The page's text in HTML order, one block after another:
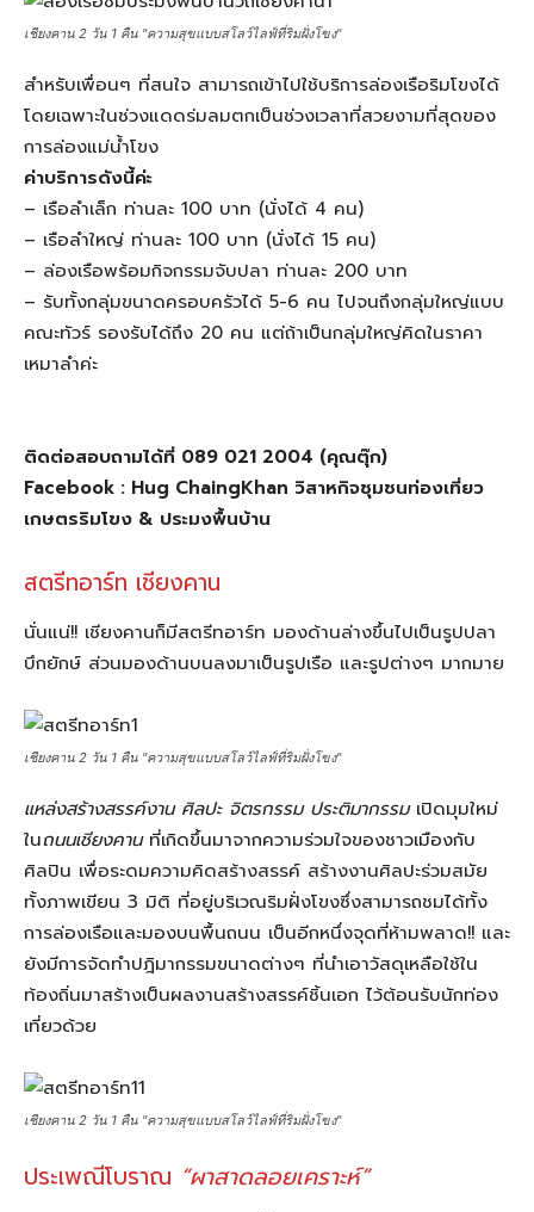
เชียงคาน 2 วัน 1 คืน "ความสุขแบบสโลว์ไลฟ์ที่ริมฝั่งโขง"
สำหรับเพื่อนๆ ที่สนใจ สามารถเข้าไปใช้บริการล่องเรือริมโขงได้
โดยเฉพาะในช่วงแดดร่มลมตกเป็นช่วงเวลาที่สวยงามที่สุดของ
การล่องแม่น้ำโขง
ค่าบริการดังนี้ค่ะ
– เรือลำเล็ก ท่านละ 100 บาท (นั่งได้ 4 คน)
– เรือลำใหญ่ ท่านละ 100 บาท (นั่งได้ 15 คน)
– ล่องเรือพร้อมกิจกรรมจับปลา ท่านละ 200 บาท
– รับทั้งกลุ่มขนาดครอบครัวได้ 5-6 คน ไปจนถึงกลุ่มใหญ่แบบ
คณะทัวร์ รองรับได้ถึง 20 คน แต่ถ้าเป็นกลุ่มใหญ่คิดในราคา
เหมาลำค่ะ
ติดต่อสอบถามได้ที่ 089 021 2004 (คุณตุ๊ก)
Facebook : Hug ChaingKhan วิสาหกิจชุมชนท่องเที่ยว
เกษตรริมโขง & ประมงพื้นบ้าน
สตรีทอาร์ท เชียงคาน
นั่นแน่!! เชียงคานก็มีสตรีทอาร์ท มองด้านล่างขึ้นไปเป็นรูปปลา
บึกยักษ์ ส่วนมองด้านบนลงมาเป็นรูปเรือ และรูปต่างๆ มากมาย
เชียงคาน 2 วัน 1 คืน "ความสุขแบบสโลว์ไลฟ์ที่ริมฝั่งโขง"
แหล่งสร้างสรรค์งาน ศิลปะ จิตรกรรม ประติมากรรมเปิดมุมใหม่
ในถนนเชียงคานที่เกิดขึ้นมาจากความร่วมใจของชาวเมืองกับ
ศิลปิน เพื่อระดมความคิดสร้างสรรค์ สร้างงานศิลปะร่วมสมัย
ทั้งภาพเขียน 3 มิติ ที่อยู่บริเวณริมฝั่งโขงซึ่งสามารถชมได้ทั้ง
การล่องเรือและมองบนพื้นถนน เป็นอีกหนึ่งจุดที่ห้ามพลาด!! และ
ยังมีการจัดทำปฎิมากรรมขนาดต่างๆ ที่นำเอาวัสดุเหลือใช้ใน
ท้องถิ่นมาสร้างเป็นผลงานสร้างสรรค์ชิ้นเอก ไว้ต้อนรับนักท่อง
เที่ยวด้วย
เชียงคาน 2 วัน 1 คืน "ความสุขแบบสโลว์ไลฟ์ที่ริมฝั่งโขง"
ประเพณีโบราณ “ผาสาดลอยเคราะห์”